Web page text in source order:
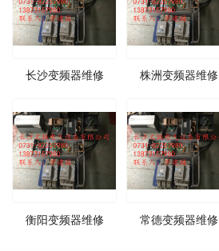
长沙变频器维修 株洲变频器维修
衡阳变频器维修 常德变频器维修